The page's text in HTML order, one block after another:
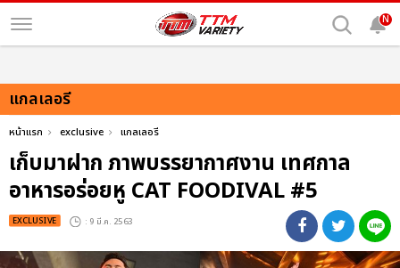
N
แกลเลอรี
หน้าแรก exclusive แกลเลอรี
เก็บมาฝาก ภาพบรรยากาศงาน เทศกาล
อาหารอร่อยหู CAT FOODIVAL #5
EXCLUSIVE : 9 มี.ค. 2563